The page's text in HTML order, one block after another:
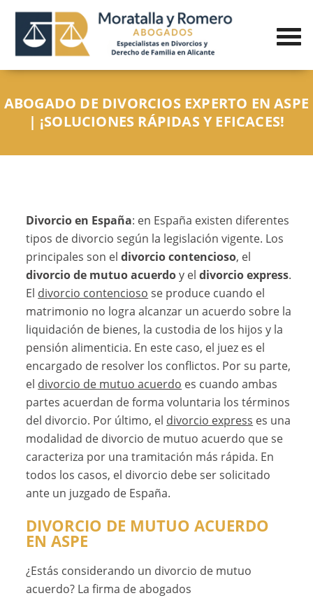
ABOGADO DE DIVORCIOS EXPERTO EN ASPE
| ¡SOLUCIONES RÁPIDAS Y EFICACES!
Divorcio en España: en España existen diferentes
tipos de divorcio según la legislación vigente. Los
principales son eldivorcio contencioso, el
divorcio de mutuo acuerdoy eldivorcio express.
El divorcio contencioso se produce cuando el
matrimonio no logra alcanzar un acuerdo sobre la
liquidación de bienes, la custodia de los hijos y la
pensión alimenticia. En este caso, el juez es el
encargado de resolver los conflictos. Por su parte,
el divorcio de mutuo acuerdo es cuando ambas
partes acuerdan de forma voluntaria los términos
del divorcio. Por último, el divorcio express es una
modalidad de divorcio de mutuo acuerdo que se
caracteriza por una tramitación más rápida. En
todos los casos, el divorcio debe ser solicitado
ante un juzgado de España.
DIVORCIO DE MUTUO ACUERDO
EN ASPE
¿Estás considerando un divorcio de mutuo
acuerdo? La firma de abogados